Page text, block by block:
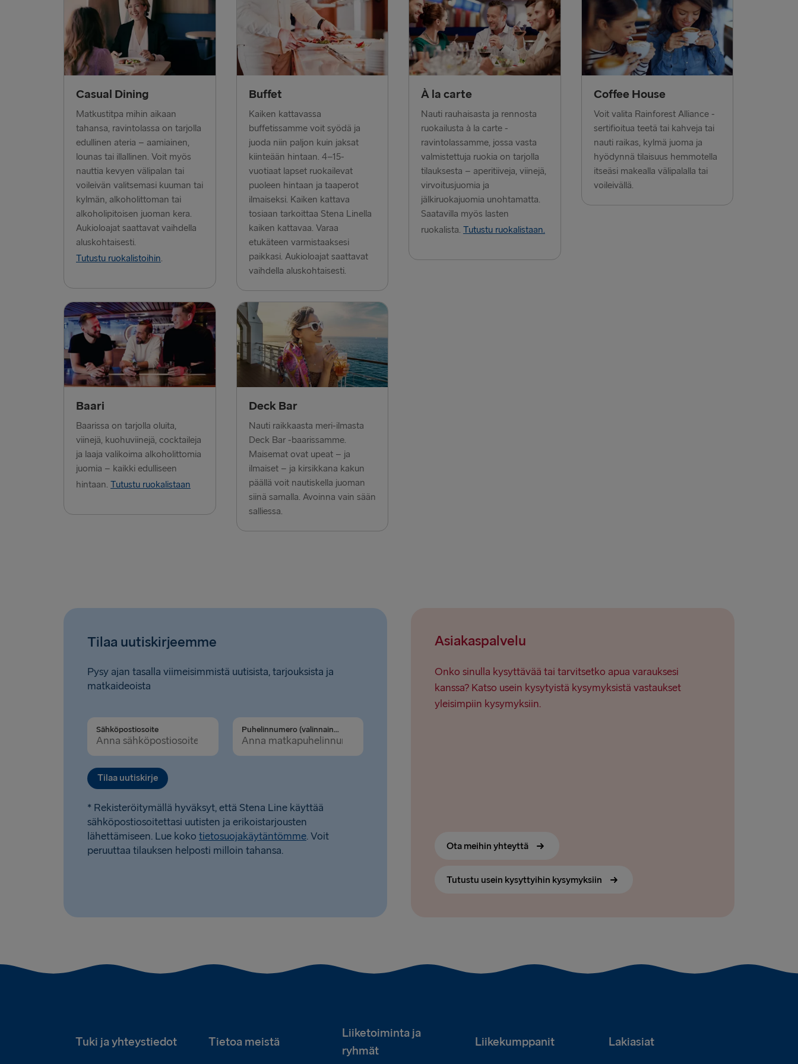
Halmstad → Grenaa
Karlskrona → Gdynia
Dublin → Holyhead
Belfast → Liverpool
Hook of Holland → Harwich
Rosslare → Fishguard
LATVIASTA SAKSAAN
Liepāja → Travemünde
Travemünde → Liepāja
LATVIASTA RUOTSIIN
Casual Dining
Matkustitpa mihin aikaan
tahansa, ravintolassa on tarjolla
edullinen ateria – aamiainen,
lounas tai illallinen. Voit myös
nauttia kevyen välipalan tai
voileivän valitsemasi kuuman tai
kylmän, alkoholittoman tai
alkoholipitoisen juoman kera.
Aukioloajat saattavat vaihdella
aluskohtaisesti.
Tutustu ruokalistoihin.
Buffet
Kaiken kattavassa
buffetissamme voit syödä ja
juoda niin paljon kuin jaksat
kiinteään hintaan. 4–15-
vuotiaat lapset ruokailevat
puoleen hintaan ja taaperot
ilmaiseksi. Kaiken kattava
tosiaan tarkoittaa Stena Linella
kaiken kattavaa. Varaa
etukäteen varmistaaksesi
paikkasi. Aukioloajat saattavat
vaihdella aluskohtaisesti.
À la carte
Nauti rauhaisasta ja rennosta
ruokailusta à la carte -
ravintolassamme, jossa vasta
valmistettuja ruokia on tarjolla
tilauksesta – aperitiiveja, viinejä,
virvoitusjuomia ja
jälkiruokajuomia unohtamatta.
Saatavilla myös lasten
ruokalista. Tutustu ruokalistaan.
Coffee House
Voit valita Rainforest Alliance -
sertifioitua teetä tai kahveja tai
nauti raikas, kylmä juoma ja
hyödynnä tilaisuus hemmotella
itseäsi makealla välipalalla tai
voileivällä.
Baari
Baarissa on tarjolla oluita,
viinejä, kuohuviinejä, cocktaileja
ja laaja valikoima alkoholittomia
juomia – kaikki edulliseen
hintaan. Tutustu ruokalistaan
Deck Bar
Nauti raikkaasta meri-ilmasta
Deck Bar -baarissamme.
Maisemat ovat upeat – ja
ilmaiset – ja kirsikkana kakun
päällä voit nautiskella juoman
siinä samalla. Avoinna vain sään
salliessa.
Tilaa uutiskirjeemme
Pysy ajan tasalla viimeisimmistä uutisista, tarjouksista ja
matkaideoista
Sähköpostiosoite Puhelinnumero (valinnainen)
Tilaa uutiskirje
* Rekisteröitymällä hyväksyt, että Stena Line käyttää
sähköpostiosoitettasi uutisten ja erikoistarjousten
lähettämiseen. Lue koko tietosuojakäytäntömme. Voit
peruuttaa tilauksen helposti milloin tahansa.
Asiakaspalvelu
Onko sinulla kysyttävää tai tarvitsetko apua varauksesi
kanssa? Katso usein kysytyistä kysymyksistä vastaukset
yleisimpiin kysymyksiin.
Ota meihin yhteyttä
Tutustu usein kysyttyihin kysymyksiin
Tuki ja yhteystiedot Tietoa meistä
Liiketoiminta ja
ryhmät
Liikekumppanit Lakiasiat